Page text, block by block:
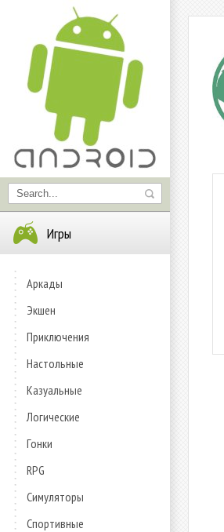
Игры
Аркады
Экшен
Приключения
Настольные
Казуальные
Логические
Гонки
RPG
Симуляторы
Спортивные